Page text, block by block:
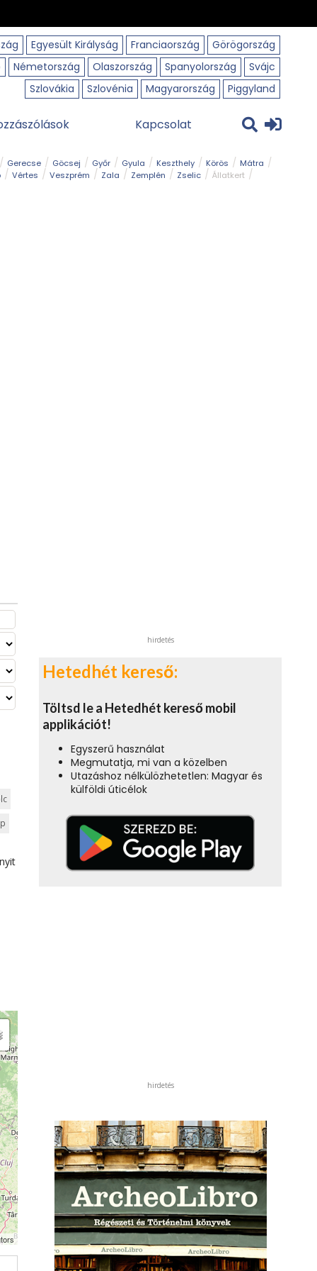
Egyesült Királyság Franciaország
Görögország
Németország Olaszország Spanyolország
Svájc
Szlovákia
Szlovénia Magyarország Piggyland
Kapcsolat
Gerecse Göcsej Győr Gyula Keszthely Körös
Mátra
Vértes Veszprém Zala Zemplén Zselic
Állatkert
hirdetés
Hetedhét kereső:
Töltsd le a Hetedhét kereső mobil
applikációt!
Egyszerű használat
Megmutatja, mi van a közelben
Utazáshoz nélkülözhetetlen: Magyar és
külföldi úticélok
hirdetés